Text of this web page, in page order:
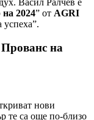
Васил Ралчев е
2024” от AGRI
успеха”.
на
нови
те са още по-близо